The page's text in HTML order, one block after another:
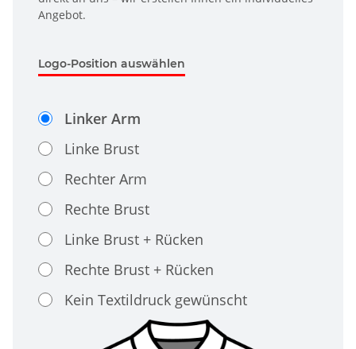
Angebot.
Logo-Position auswählen
Linker Arm
Linke Brust
Rechter Arm
Rechte Brust
Linke Brust + Rücken
Rechte Brust + Rücken
Kein Textildruck gewünscht